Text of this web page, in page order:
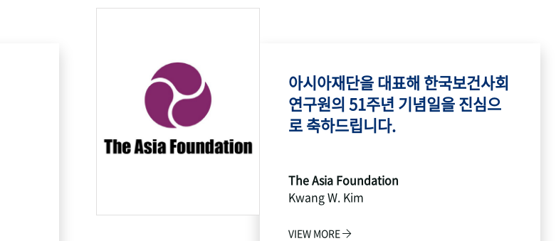
아시아재단을 대표해 한국보건사회
연구원의 51주년 기념일을 진심으
로 축하드립니다.
The Asia Foundation
Kwang W. Kim
VIEW MORE